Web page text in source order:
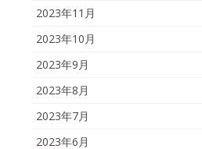
2023年11月
2023年10月
2023年9月
2023年8月
2023年7月
2023年6月